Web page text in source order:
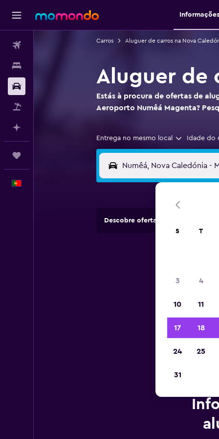
Informações
Carros Aluguer de carros na Nova
Aluguer de
Estás à procura de ofertas de
Aeroporto Numêá Magenta?
Entrega no mesmo local Idade do
Descobre ofertas de rent-a-cars
S T
3 4
10 11
17 18
24 25
31